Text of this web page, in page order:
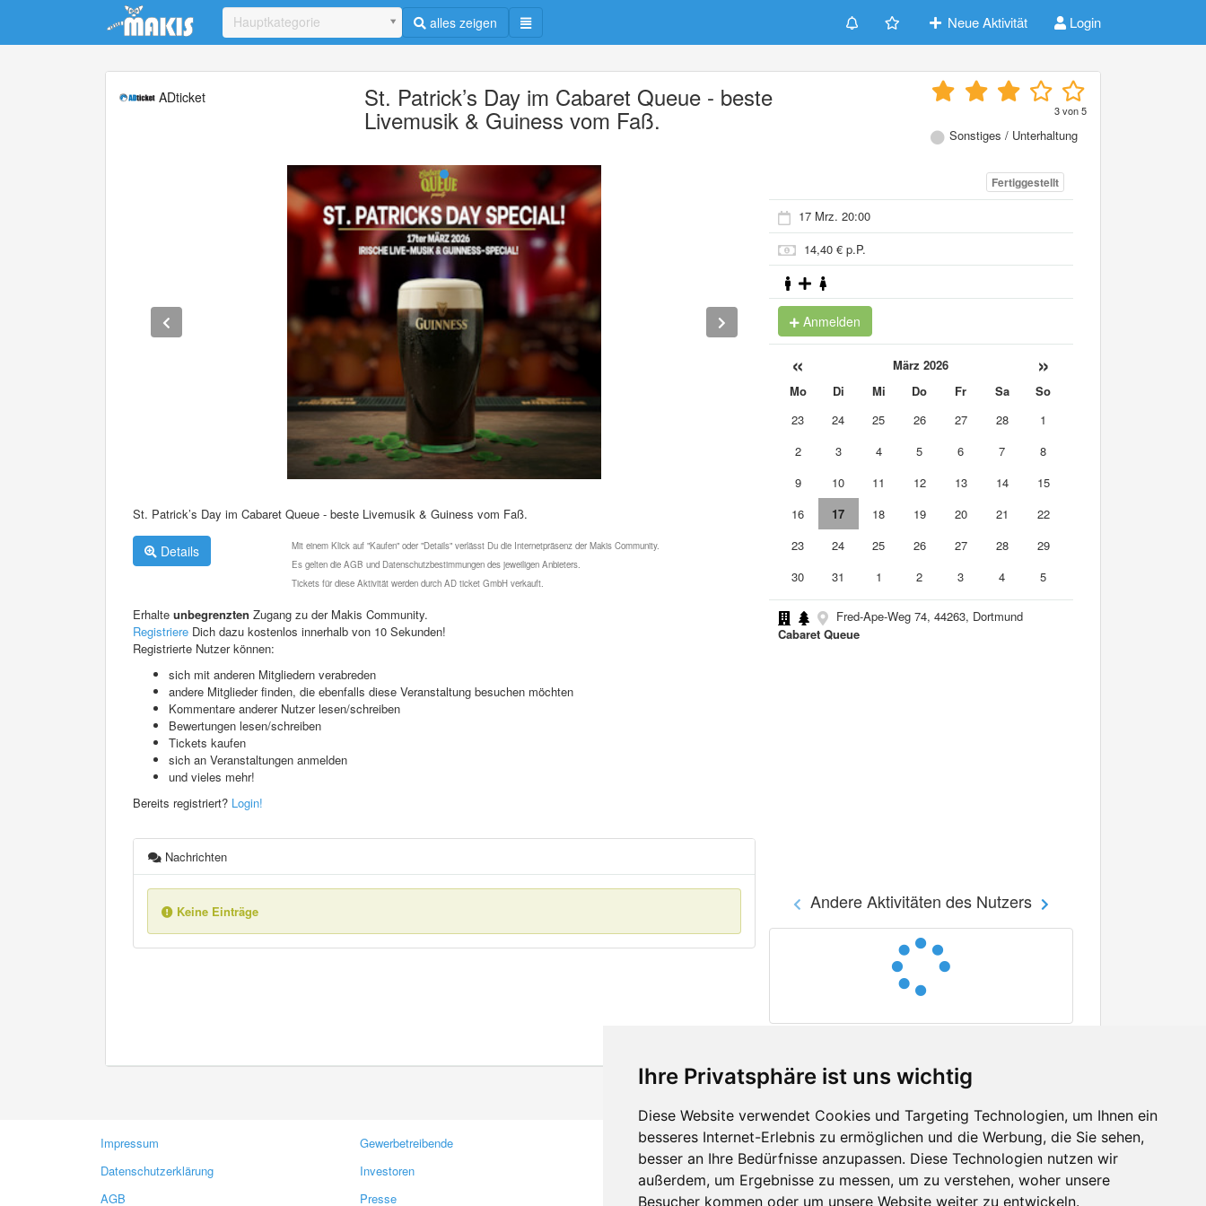
Ihre Privatsphäre ist uns wichtig
Diese Website verwendet Cookies und Targeting Technologien, um Ihnen ein
besseres Internet-Erlebnis zu ermöglichen und die Werbung, die Sie sehen,
besser an Ihre Bedürfnisse anzupassen. Diese Technologien nutzen wir
außerdem, um Ergebnisse zu messen, um zu verstehen, woher unsere
Besucher kommen oder um unsere Website weiter zu entwickeln.
Update cookies preferences
Hauptkategorie alles zeigen Neue Aktivität Login
ADticket St. Patrick’s Day im Cabaret Queue - beste
Livemusik & Guiness vom Faß. 3von5
Sonstiges / Unterhaltung
St. Patrick’s Day im Cabaret Queue - beste Livemusik & Guiness vom Faß.
Details
Mit einem Klick auf "Kaufen" oder "Details" verlässt Du die Internetpräsenz der Makis Community.
Es gelten die AGB und Datenschutzbestimmungen des jeweiligen Anbieters.
Tickets für diese Aktivität werden durch AD ticket GmbH verkauft.
Erhalte unbegrenzten Zugang zu der Makis Community.
Registriere Dich dazu kostenlos innerhalb von 10 Sekunden!
Registrierte Nutzer können:
sich mit anderen Mitgliedern verabreden
andere Mitglieder finden, die ebenfalls diese Veranstaltung besuchen möchten
Kommentare anderer Nutzer lesen/schreiben
Bewertungen lesen/schreiben
Tickets kaufen
sich an Veranstaltungen anmelden
und vieles mehr!
Bereits registriert? Login!
Nachrichten
Keine Einträge
Fertiggestellt
17 Mrz. 20:00
14,40 € p.P.
Anmelden
« März 2026 »
Mo Di Mi Do Fr Sa
So
23
24 25 26 27 28
1
2
3 4 5 6 7
8
9
10 11 12 13 14
15
16
17 18 19 20 21
22
23
24 25 26 27 28
29
30
31 1 2 3 4 5
Fred-Ape-Weg 74, 44263, Dortmund
Cabaret Queue
Andere Aktivitäten des Nutzers
Impressum
Datenschutzerklärung
AGB
Gewerbetreibende
Investoren
Presse
Kontakt
Feedback
Fehler melden
Facebook
Twitter
YouTube